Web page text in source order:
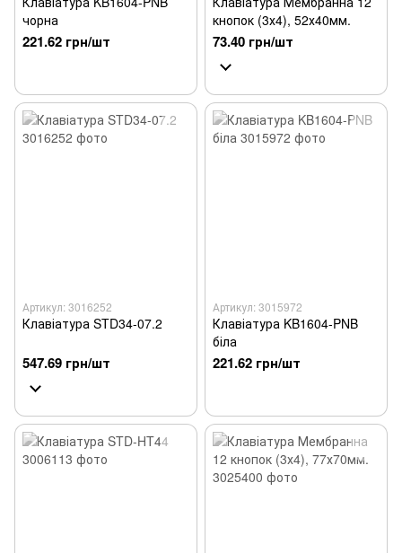
чорна
221.62 грн/шт
кнопок (3х4), 52х40мм.
73.40 грн/шт
Артикул: 3016252
Клавіатура STD34-07.2
547.69 грн/шт
Артикул: 3015972
Клавіатура KB1604-PNB
біла
221.62 грн/шт